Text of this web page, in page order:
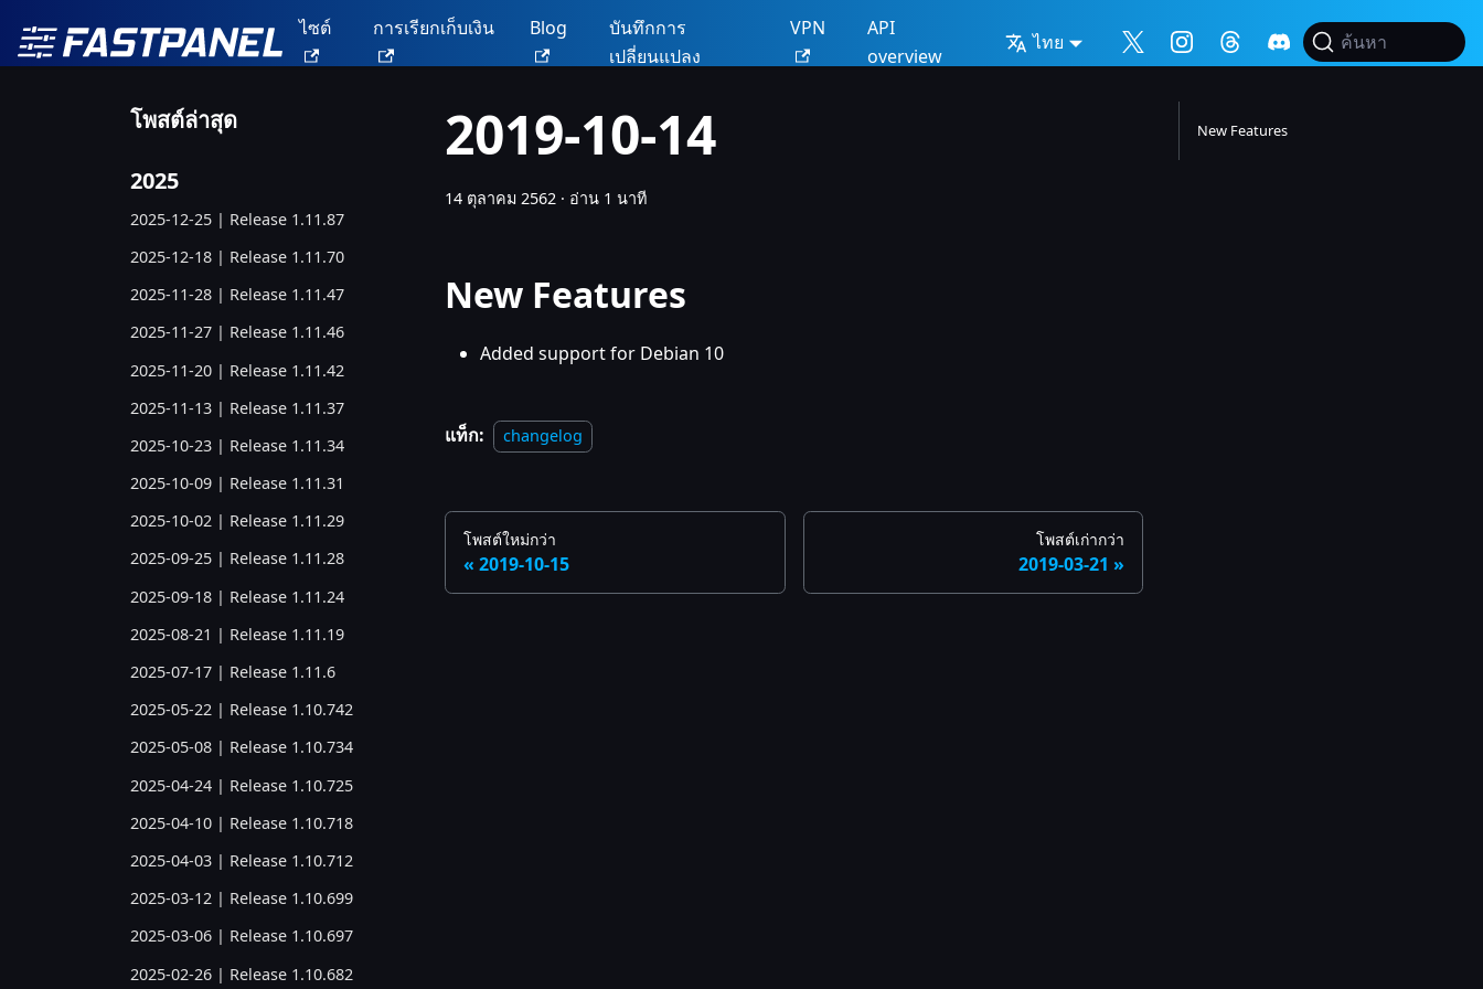
ไซต์ การเรียกเก็บเงิน Blog
บันทึกการ
เปลี่ยนแปลง
VPN
API
overview
ไทย ค้นหา
โพสต์ล่าสุด
2025
2025-12-25 | Release 1.11.87
2025-12-18 | Release 1.11.70
2025-11-28 | Release 1.11.47
2025-11-27 | Release 1.11.46
2025-11-20 | Release 1.11.42
2025-11-13 | Release 1.11.37
2025-10-23 | Release 1.11.34
2025-10-09 | Release 1.11.31
2025-10-02 | Release 1.11.29
2025-09-25 | Release 1.11.28
2025-09-18 | Release 1.11.24
2025-08-21 | Release 1.11.19
2025-07-17 | Release 1.11.6
2025-05-22 | Release 1.10.742
2025-05-08 | Release 1.10.734
2025-04-24 | Release 1.10.725
2025-04-10 | Release 1.10.718
2025-04-03 | Release 1.10.712
2025-03-12 | Release 1.10.699
2025-03-06 | Release 1.10.697
2025-02-26 | Release 1.10.682
2019-10-14
14 ตุลาคม 2562 · อ่าน 1 นาที
New Features
Added support for Debian 10
แท็ก: changelog
โพสต์ใหม่กว่า
2019-10-15
โพสต์เก่ากว่า
2019-03-21
New Features